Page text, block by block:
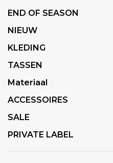
END OF SEASON
NIEUW
KLEDING
TASSEN
Materiaal
ACCESSOIRES
SALE
PRIVATE LABEL